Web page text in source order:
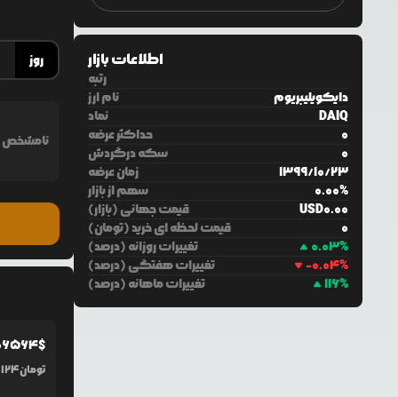
روز
نامشخص
$
124تومان
اطلاعات بازار
رتبه
نام ارز
دایکویلیبریوم
نماد
DAIQ
حداکثر عرضه
0
سکه درگردش
0
زمان عرضه
1399/10/23
سهم از بازار
0.00%
قیمت جهانی (بازار)
USD0.00
قیمت لحظه ای خرید (تومان)
0
تغییرات روزانه (درصد)
0.03%
تغییرات هفتگی (درصد)
-0.04%
تغییرات ماهانه (درصد)
116%